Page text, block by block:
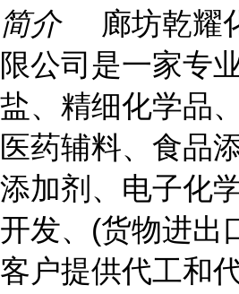
简介
廊坊乾耀
限公司是一家专
盐、精细化学品
医药辅料、食品
添加剂、电子化
开发、(货物进出
客户提供代工和